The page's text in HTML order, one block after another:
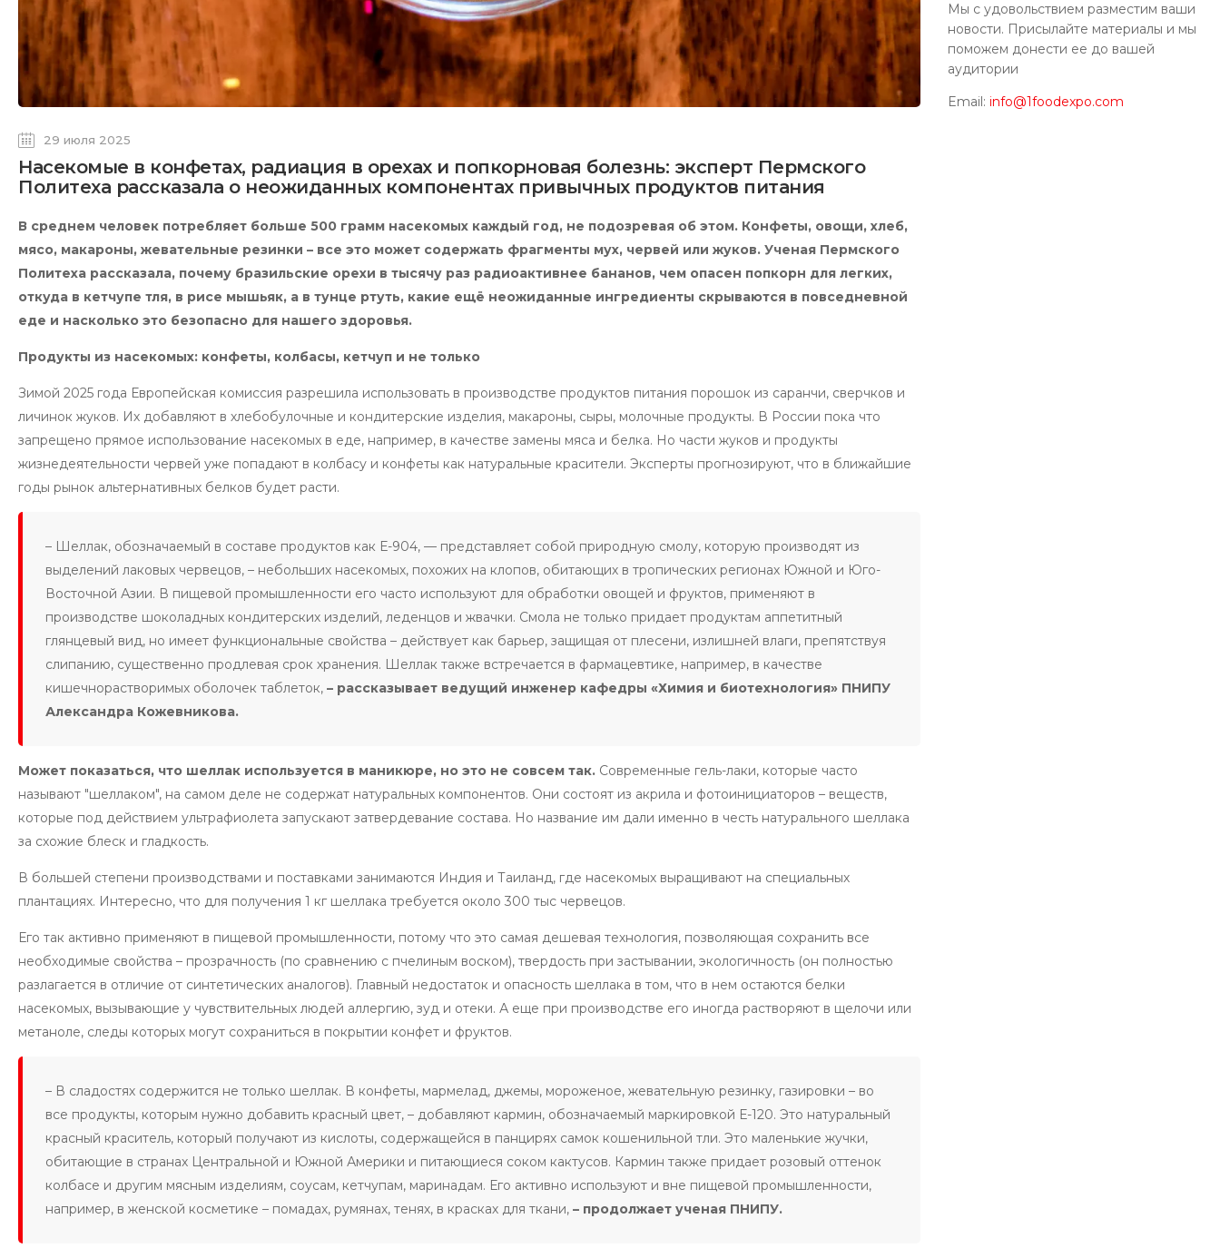
29 июля 2025
Насекомые в конфетах, радиация в орехах и попкорновая болезнь: эксперт Пермского
Политеха рассказала о неожиданных компонентах привычных продуктов питания
В среднем человек потребляет больше 500 грамм насекомых каждый год, не подозревая об этом. Конфеты, овощи, хлеб,
мясо, макароны, жевательные резинки – все это может содержать фрагменты мух, червей или жуков. Ученая Пермского
Политеха рассказала, почему бразильские орехи в тысячу раз радиоактивнее бананов, чем опасен попкорн для легких,
откуда в кетчупе тля, в рисе мышьяк, а в тунце ртуть, какие ещё неожиданные ингредиенты скрываются в повседневной
еде и насколько это безопасно для нашего здоровья.
Продукты из насекомых: конфеты, колбасы, кетчуп и не только
Зимой 2025 года Европейская комиссия разрешила использовать в производстве продуктов питания порошок из саранчи, сверчков и
личинок жуков. Их добавляют в хлебобулочные и кондитерские изделия, макароны, сыры, молочные продукты. В России пока что
запрещено прямое использование насекомых в еде, например, в качестве замены мяса и белка. Но части жуков и продукты
жизнедеятельности червей уже попадают в колбасу и конфеты как натуральные красители. Эксперты прогнозируют, что в ближайшие
годы рынок альтернативных белков будет расти.
– Шеллак, обозначаемый в составе продуктов как Е-904, — представляет собой природную смолу, которую производят из
выделений лаковых червецов, – небольших насекомых, похожих на клопов, обитающих в тропических регионах Южной и Юго-
Восточной Азии. В пищевой промышленности его часто используют для обработки овощей и фруктов, применяют в
производстве шоколадных кондитерских изделий, леденцов и жвачки. Смола не только придает продуктам аппетитный
глянцевый вид, но имеет функциональные свойства – действует как барьер, защищая от плесени, излишней влаги, препятствуя
слипанию, существенно продлевая срок хранения. Шеллак также встречается в фармацевтике, например, в качестве
кишечнорастворимых оболочек таблеток, – рассказывает ведущий инженер кафедры «Химия и биотехнология» ПНИПУ
Александра Кожевникова.
Может показаться, что шеллак используется в маникюре, но это не совсем так. Современные гель-лаки, которые часто
называют "шеллаком", на самом деле не содержат натуральных компонентов. Они состоят из акрила и фотоинициаторов – веществ,
которые под действием ультрафиолета запускают затвердевание состава. Но название им дали именно в честь натурального шеллака
за схожие блеск и гладкость.
В большей степени производствами и поставками занимаются Индия и Таиланд, где насекомых выращивают на специальных
плантациях. Интересно, что для получения 1 кг шеллака требуется около 300 тыс червецов.
Его так активно применяют в пищевой промышленности, потому что это самая дешевая технология, позволяющая сохранить все
необходимые свойства – прозрачность (по сравнению с пчелиным воском), твердость при застывании, экологичность (он полностью
разлагается в отличие от синтетических аналогов). Главный недостаток и опасность шеллака в том, что в нем остаются белки
насекомых, вызывающие у чувствительных людей аллергию, зуд и отеки. А еще при производстве его иногда растворяют в щелочи или
метаноле, следы которых могут сохраниться в покрытии конфет и фруктов.
– В сладостях содержится не только шеллак. В конфеты, мармелад, джемы, мороженое, жевательную резинку, газировки – во
все продукты, которым нужно добавить красный цвет, – добавляют кармин, обозначаемый маркировкой Е-120. Это натуральный
красный краситель, который получают из кислоты, содержащейся в панцирях самок кошенильной тли. Это маленькие жучки,
обитающие в странах Центральной и Южной Америки и питающиеся соком кактусов. Кармин также придает розовый оттенок
колбасе и другим мясным изделиям, соусам, кетчупам, маринадам. Его активно используют и вне пищевой промышленности,
например, в женской косметике – помадах, румянах, тенях, в красках для ткани, – продолжает ученая ПНИПУ.
Мы с удовольствием разместим ваши
новости. Присылайте материалы и мы
поможем донести ее до вашей
аудитории
Email: info@1foodexpo.com